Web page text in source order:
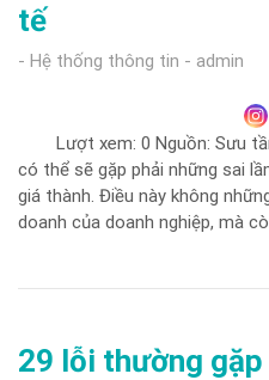
tế
Hệ thống thông tin admin
Lượt xem: 0 Nguồn: Sưu
có thể sẽ gặp phải những sai
giá thành. Điều này không
doanh của doanh nghiệp, mà
29 lỗi thường